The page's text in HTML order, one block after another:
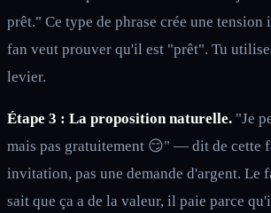
prêt." Ce type de phrase crée une
fan veut prouver qu'il est "prêt". Tu
levier.
Étape 3 : La proposition naturelle. "Je
mais pas gratuitement 😏" — dit de cette
invitation, pas une demande d'argent. Le
sait que ça a de la valeur, il paie parce